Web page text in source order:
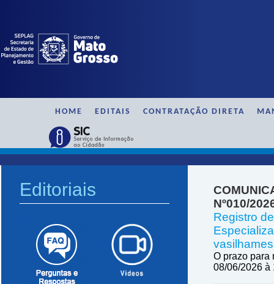
HOME EDITAIS CONTRATAÇÃO DIRETA
SAAG / IRP
Editoriais
Nº010/
Registro
O prazo para
08/06/2026 à